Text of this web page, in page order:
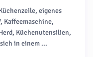
eigenes
Kaffeemaschine,
Küchenutensilien,
in einem ...